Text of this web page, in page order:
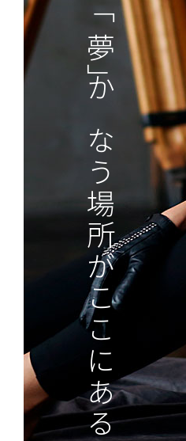
「夢」かなう場所がここにある